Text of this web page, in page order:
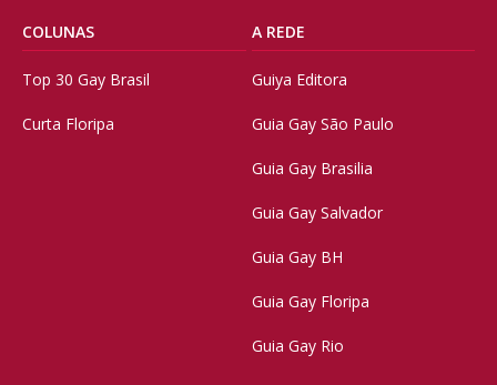
COLUNAS
Top 30 Gay Brasil
Curta Floripa
A REDE
Guiya Editora
Guia Gay São Paulo
Guia Gay Brasilia
Guia Gay Salvador
Guia Gay BH
Guia Gay Floripa
Guia Gay Rio